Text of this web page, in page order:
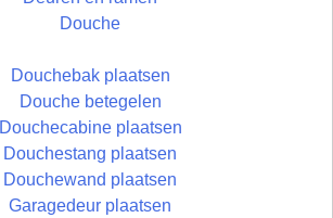
Douche
Douchebak plaatsen
Douche betegelen
Douchecabine plaatsen
Douchestang plaatsen
Douchewand plaatsen
Garagedeur plaatsen